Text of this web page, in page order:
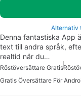
Alternativ
Denna fantastiska App
text till andra språk,
realtid när du…
Röstöversättare Gratis
Gratis Översättare För